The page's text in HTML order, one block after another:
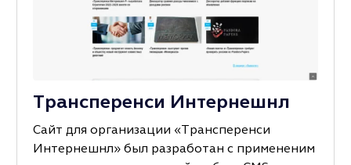
Трансперенси Интернешнл
Сайт для организации «Трансперенси
Интернешнл» был разработан с примененим